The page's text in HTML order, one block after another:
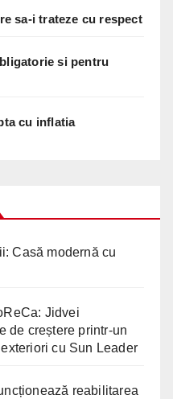
sa-i trateze cu respect
si pentru
cu inflatia
Casă modernă cu
Jidvei
de creștere printr-un
cu Sun Leader
reabilitarea